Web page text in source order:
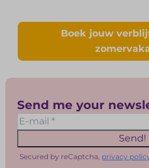
Boek jouw
Send me your
Send!
Secured by reCaptcha, privacy